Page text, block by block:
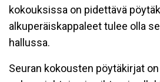
kokouksissa on pidettävä
alkuperäiskappaleet tulee olla
hallussa.
Seuran kokousten pöytäkirjat